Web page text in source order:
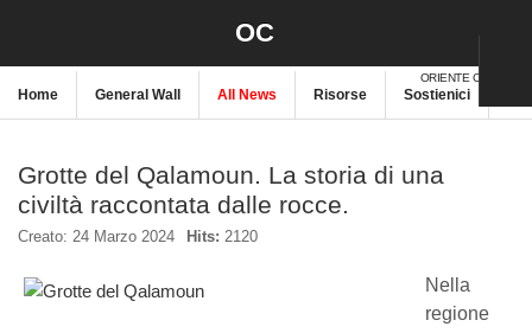
OC
ORIENTE CRISTIANO
Home General Wall All News Risorse Sostienici
Grotte del Qalamoun. La storia di una
civiltà raccontata dalle rocce.
Creato: 24 Marzo 2024 Hits: 2120
Nella
regione